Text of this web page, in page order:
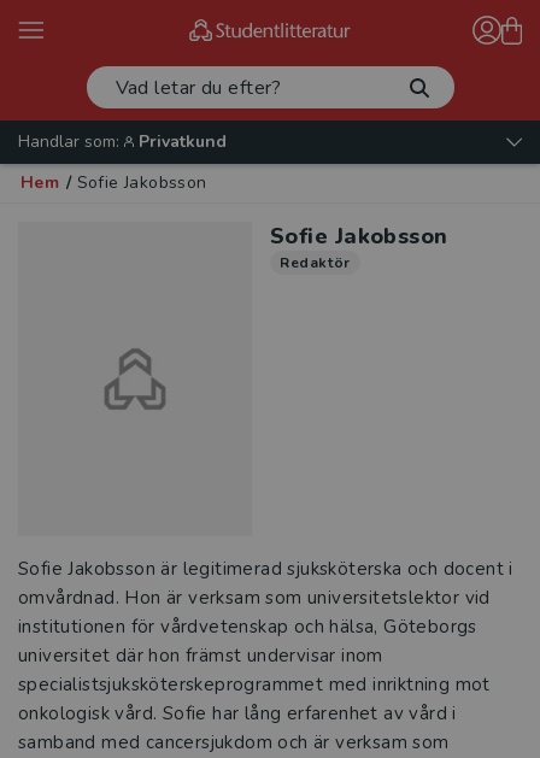
Handlar som:
Privatkund
Hem / Sofie Jakobsson
Sofie Jakobsson
Redaktör
Sofie Jakobsson är legitimerad sjuksköterska och docent i
omvårdnad. Hon är verksam som universitetslektor vid
institutionen för vårdvetenskap och hälsa, Göteborgs
universitet där hon främst undervisar inom
specialistsjuksköterskeprogrammet med inriktning mot
onkologisk vård. Sofie har lång erfarenhet av vård i
samband med cancersjukdom och är verksam som